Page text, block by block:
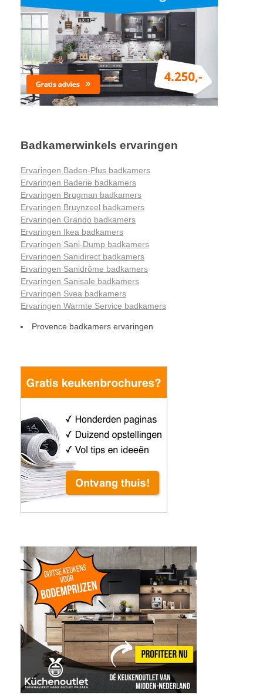
Badkamerwinkels ervaringen
Ervaringen Baden-Plus badkamers
Ervaringen Baderie badkamers
Ervaringen Brugman badkamers
Ervaringen Bruynzeel badkamers
Ervaringen Grando badkamers
Ervaringen Ikea badkamers
Ervaringen Sani-Dump badkamers
Ervaringen Sanidirect badkamers
Ervaringen Sanidrõme badkamers
Ervaringen Sanisale badkamers
Ervaringen Svea badkamers
Ervaringen Warmte Service badkamers
Provence badkamers ervaringen